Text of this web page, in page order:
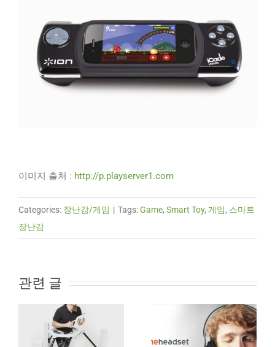
이미지 출처 : http://p.playserver1.com
Categories: 장난감/게임 | Tags:Game, Smart Toy, 게임, 스마트
장난감
관련 글